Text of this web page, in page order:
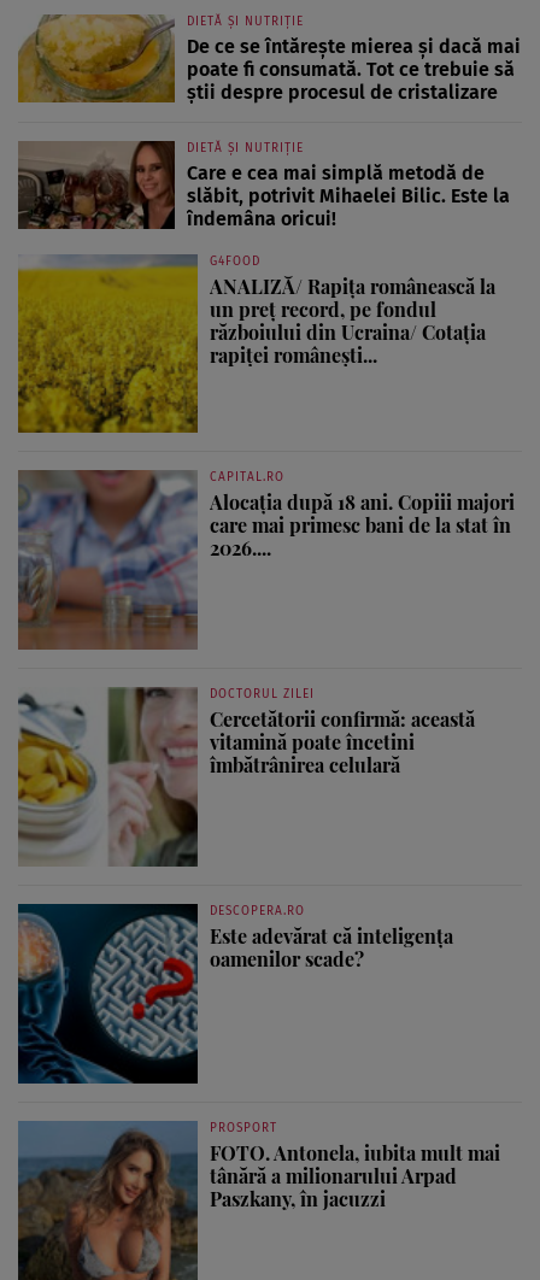
DIETĂ ȘI NUTRIȚIE
De ce se întărește mierea și dacă mai
poate fi consumată. Tot ce trebuie să
știi despre procesul de cristalizare
DIETĂ ȘI NUTRIȚIE
Care e cea mai simplă metodă de
slăbit, potrivit Mihaelei Bilic. Este la
îndemâna oricui!
G4FOOD
ANALIZĂ/ Rapița românească la
un preț record, pe fondul
războiului din Ucraina/ Cotația
rapiței românești...
CAPITAL.RO
Alocația după 18 ani. Copiii majori
care mai primesc bani de la stat în
2026....
DOCTORUL ZILEI
Cercetătorii confirmă: această
vitamină poate încetini
îmbătrânirea celulară
DESCOPERA.RO
Este adevărat că inteligența
oamenilor scade?
PROSPORT
FOTO. Antonela, iubita mult mai
tânără a milionarului Arpad
Paszkany, în jacuzzi